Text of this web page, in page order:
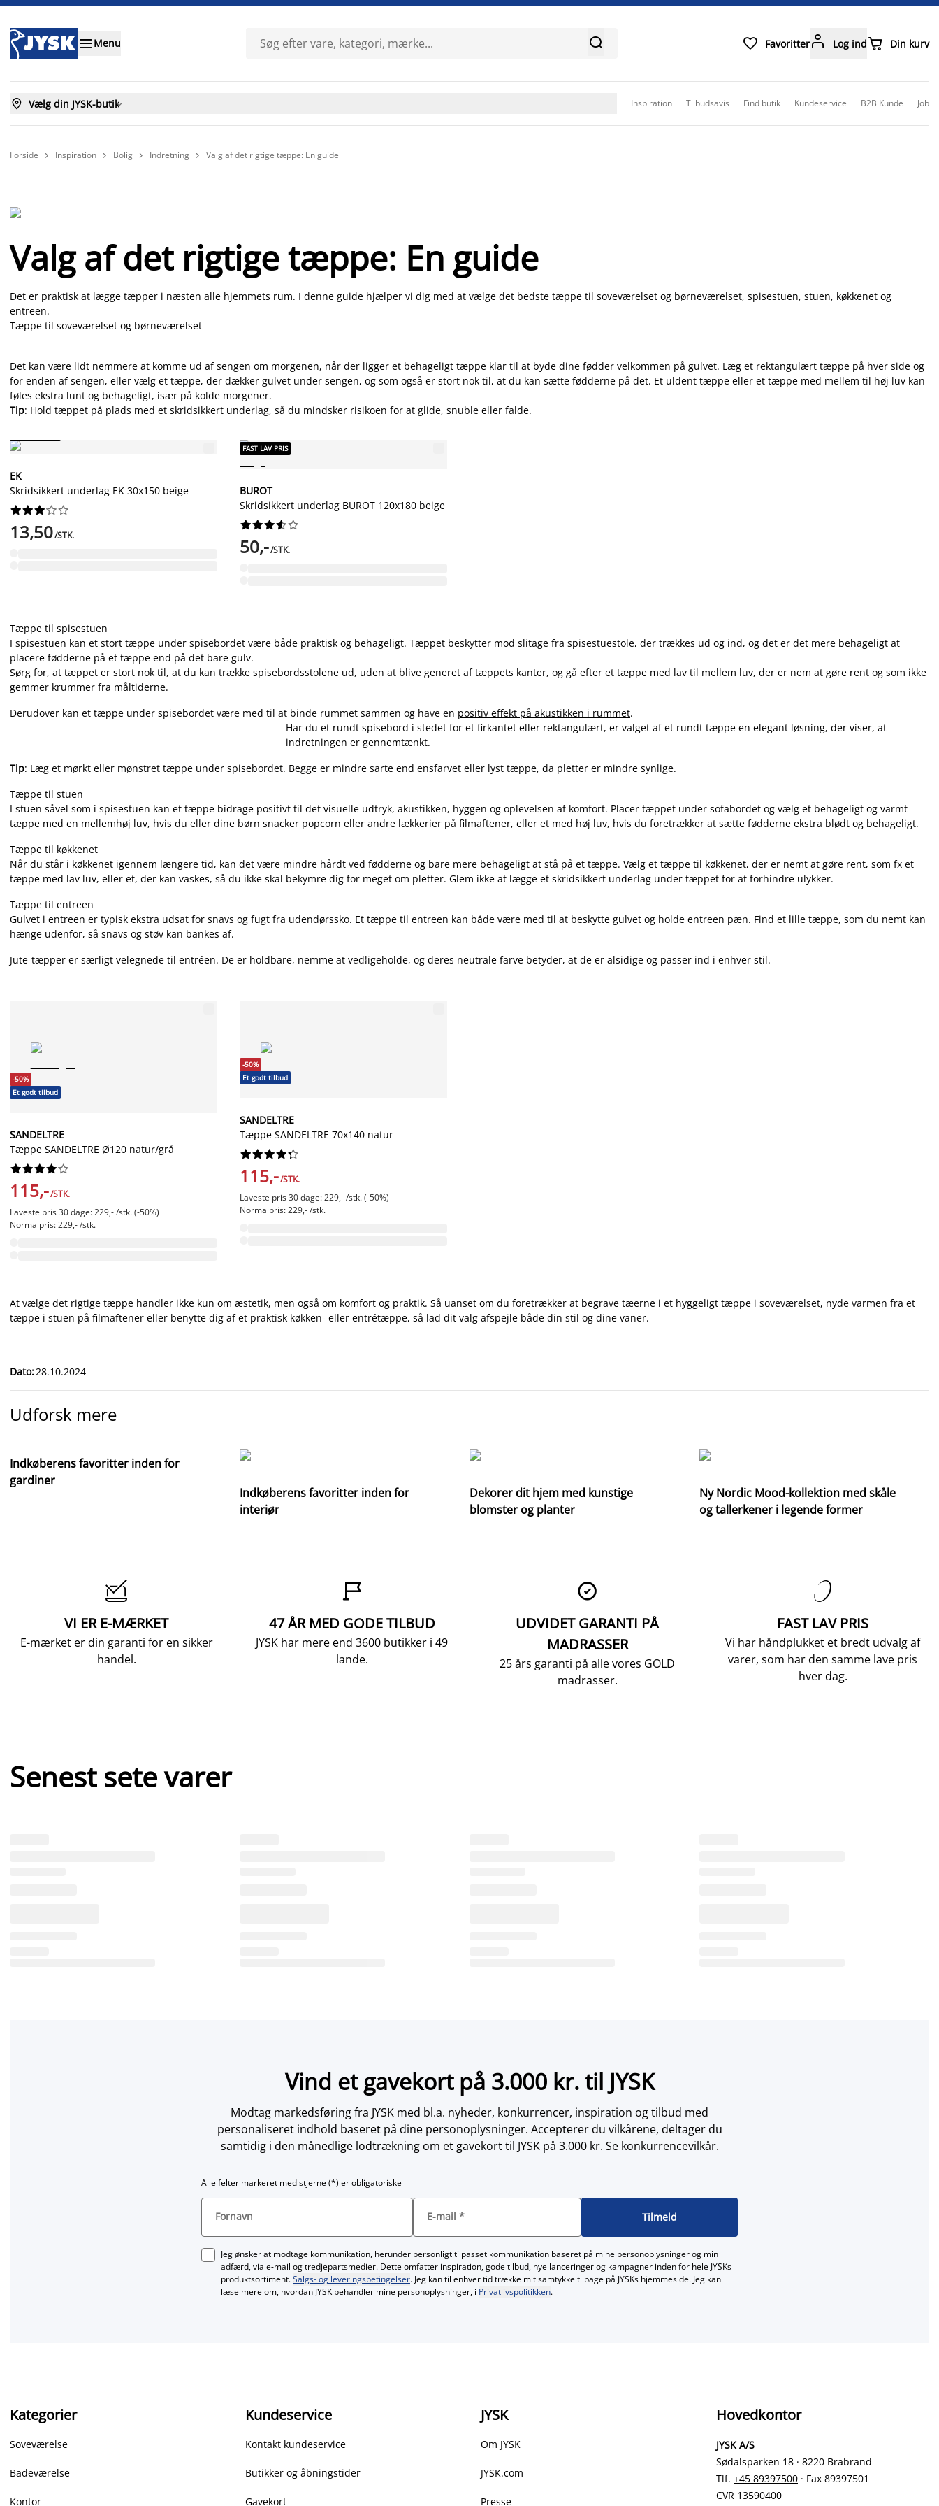
Menu   Favoritter Log ind Din kurv
 Vælg din JYSK-butik Inspiration Tilbudsavis Find butik Kundeservice B2B Kunde Job
Forside  Inspiration  Bolig  Indretning  Valg af det rigtige tæppe: En guide
Valg af det rigtige tæppe: En guide
Det er praktisk at lægge tæpper i næsten alle hjemmets rum. I denne guide hjælper vi dig med at vælge det bedste tæppe til soveværelset og børneværelset, spisestuen, stuen, køkkenet og
entreen.
Tæppe til soveværelset og børneværelset
Det kan være lidt nemmere at komme ud af sengen om morgenen, når der ligger et behageligt tæppe klar til at byde dine fødder velkommen på gulvet. Læg et rektangulært tæppe på hver side og
for enden af sengen, eller vælg et tæppe, der dækker gulvet under sengen, og som også er stort nok til, at du kan sætte fødderne på det. Et uldent tæppe eller et tæppe med mellem til høj luv kan
føles ekstra lunt og behageligt, især på kolde morgener.
Tip: Hold tæppet på plads med et skridsikkert underlag, så du mindsker risikoen for at glide, snuble eller falde.
EK
Skridsikkert underlag EK 30x150 beige






13,50/STK.
FAST LAV PRIS
BUROT
Skridsikkert underlag BUROT 120x180 beige






50,-/STK.
Tæppe til spisestuen
I spisestuen kan et stort tæppe under spisebordet være både praktisk og behageligt. Tæppet beskytter mod slitage fra spisestuestole, der trækkes ud og ind, og det er det mere behageligt at
placere fødderne på et tæppe end på det bare gulv.
Sørg for, at tæppet er stort nok til, at du kan trække spisebordsstolene ud, uden at blive generet af tæppets kanter, og gå efter et tæppe med lav til mellem luv, der er nem at gøre rent og som ikke
gemmer krummer fra måltiderne.
Derudover kan et tæppe under spisebordet være med til at binde rummet sammen og have en positiv effekt på akustikken i rummet.
Har du et rundt spisebord i stedet for et firkantet eller rektangulært, er valget af et rundt tæppe en elegant løsning, der viser, at
indretningen er gennemtænkt.
Tip: Læg et mørkt eller mønstret tæppe under spisebordet. Begge er mindre sarte end ensfarvet eller lyst tæppe, da pletter er mindre synlige.
Tæppe til stuen
I stuen såvel som i spisestuen kan et tæppe bidrage positivt til det visuelle udtryk, akustikken, hyggen og oplevelsen af komfort. Placer tæppet under sofabordet og vælg et behageligt og varmt
tæppe med en mellemhøj luv, hvis du eller dine børn snacker popcorn eller andre lækkerier på filmaftener, eller et med høj luv, hvis du foretrækker at sætte fødderne ekstra blødt og behageligt.
Tæppe til køkkenet
Når du står i køkkenet igennem længere tid, kan det være mindre hårdt ved fødderne og bare mere behageligt at stå på et tæppe. Vælg et tæppe til køkkenet, der er nemt at gøre rent, som fx et
tæppe med lav luv, eller et, der kan vaskes, så du ikke skal bekymre dig for meget om pletter. Glem ikke at lægge et skridsikkert underlag under tæppet for at forhindre ulykker.
Tæppe til entreen
Gulvet i entreen er typisk ekstra udsat for snavs og fugt fra udendørssko. Et tæppe til entreen kan både være med til at beskytte gulvet og holde entreen pæn. Find et lille tæppe, som du nemt kan
hænge udenfor, så snavs og støv kan bankes af.
Jute-tæpper er særligt velegnede til entréen. De er holdbare, nemme at vedligeholde, og deres neutrale farve betyder, at de er alsidige og passer ind i enhver stil.
-50%
Et godt tilbud
SANDELTRE
Tæppe SANDELTRE Ø120 natur/grå






115,-/STK.
Laveste pris 30 dage: 229,- /stk. (-50%)
Normalpris: 229,- /stk.
-50%
Et godt tilbud
SANDELTRE
Tæppe SANDELTRE 70x140 natur






115,-/STK.
Laveste pris 30 dage: 229,- /stk. (-50%)
Normalpris: 229,- /stk.
At vælge det rigtige tæppe handler ikke kun om æstetik, men også om komfort og praktik. Så uanset om du foretrækker at begrave tæerne i et hyggeligt tæppe i soveværelset, nyde varmen fra et
tæppe i stuen på filmaftener eller benytte dig af et praktisk køkken- eller entrétæppe, så lad dit valg afspejle både din stil og dine vaner.
Dato:28.10.2024
Udforsk mere
Indkøberens favoritter inden for
gardiner
Indkøberens favoritter inden for
interiør
Dekorer dit hjem med kunstige
blomster og planter
Ny Nordic Mood-kollektion med skåle
og tallerkener i legende former

VI ER E-MÆRKET
E-mærket er din garanti for en sikker
handel.

47 ÅR MED GODE TILBUD
JYSK har mere end 3600 butikker i 49
lande.

UDVIDET GARANTI PÅ
MADRASSER
25 års garanti på alle vores GOLD
madrasser.

FAST LAV PRIS
Vi har håndplukket et bredt udvalg af
varer, som har den samme lave pris
hver dag.
Senest sete varer
Vind et gavekort på 3.000 kr. til JYSK
Modtag markedsføring fra JYSK med bl.a. nyheder, konkurrencer, inspiration og tilbud med
personaliseret indhold baseret på dine personoplysninger. Accepterer du vilkårene, deltager du
samtidig i den månedlige lodtrækning om et gavekort til JYSK på 3.000 kr. Se konkurrencevilkår.
Alle felter markeret med stjerne (*) er obligatoriske
Fornavn E-mail * Tilmeld
Jeg ønsker at modtage kommunikation, herunder personligt tilpasset kommunikation baseret på mine personoplysninger og min
adfærd, via e‑mail og tredjepartsmedier. Dette omfatter inspiration, gode tilbud, nye lanceringer og kampagner inden for hele JYSKs
produktsortiment.Salgs- og leveringsbetingelser. Jeg kan til enhver tid trække mit samtykke tilbage på JYSKs hjemmeside. Jeg kan
læse mere om, hvordan JYSK behandler mine personoplysninger, i Privatlivspolitikken.
Kategorier
Soveværelse
Badeværelse
Kontor
Kundeservice
Kontakt kundeservice
Butikker og åbningstider
Gavekort
JYSK
Om JYSK
JYSK.com
Presse
Hovedkontor
JYSK A/S
Sødalsparken 18 · 8220 Brabrand
Tlf. +45 89397500 · Fax 89397501
CVR 13590400